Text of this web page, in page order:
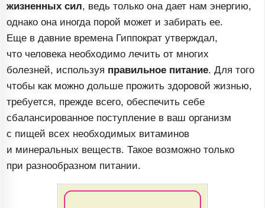
жизненных сил, ведь только она дает нам энергию,
однако она иногда порой может и забирать ее.
Еще в давние времена Гиппократ утверждал,
что человека необходимо лечить от многих
болезней, используя правильное питание. Для того
чтобы как можно дольше прожить здоровой жизнью,
требуется, прежде всего, обеспечить себе
сбалансированное поступление в ваш организм
с пищей всех необходимых витаминов
и минеральных веществ. Такое возможно только
при разнообразном питании.